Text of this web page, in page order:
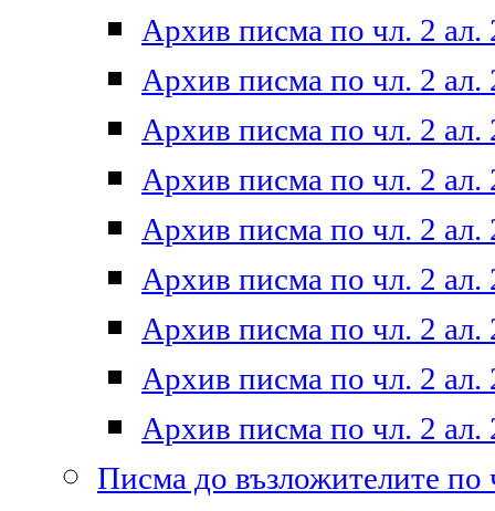
Архив писма по чл. 2 ал.
Архив писма по чл. 2 ал.
Архив писма по чл. 2 ал.
Архив писма по чл. 2 ал.
Архив писма по чл. 2 ал.
Архив писма по чл. 2 ал.
Архив писма по чл. 2 ал.
Архив писма по чл. 2 ал.
Архив писма по чл. 2 ал.
Писма до възложителите по